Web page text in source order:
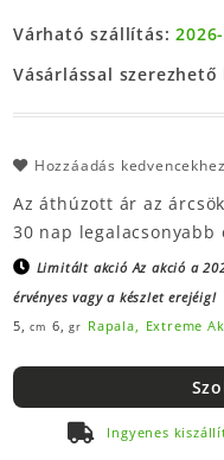
Várható szállítás:
Vásárlással
Hozzáadás kedvencekhez
Az áthúzott ár az
30 nap legalacsonyabb
Limitált akció Az akció a
érvényes vagy a készlet erejéig!
5,cm 6,gr Rapala, Extreme
Ingyenes